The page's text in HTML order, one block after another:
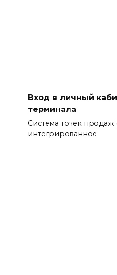
Вход в личный
терминала
Система точек продаж
интегрированное